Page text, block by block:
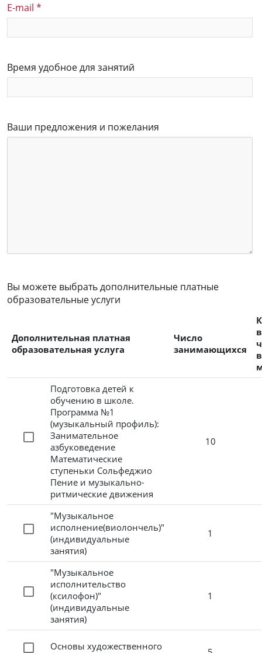
E-mail *
Время удобное для занятий
Ваши предложения и пожелания
Вы можете выбрать дополнительные платные
образовательные услуги
Дополнительная платная
образовательная услуга
Число
занимающихся
в
Подготовка детей к
обучению в школе.
Программа №1
(музыкальный профиль):
Занимательное
азбуковедение
Математические
ступеньки Сольфеджио
Пение и музыкально-
ритмические движения
10
"Музыкальное
исполнение(виолончель)"
(индивидуальные
занятия)
1
"Музыкальное
исполнительство
(ксилофон)"
(индивидуальные
занятия)
1
Основы художественного